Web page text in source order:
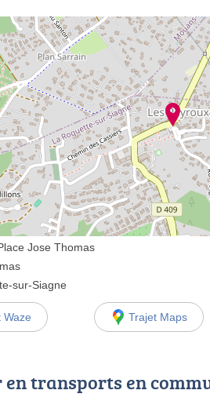
Jose Thomas
sur-Siagne
Waze Trajet Maps
en transports en